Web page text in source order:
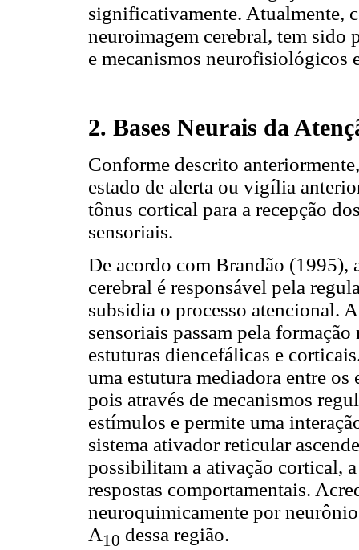
significativamente. Atualmente,
neuroimagem cerebral, tem sido
e mecanismos neurofisiológicos
2. Bases Neurais da
Conforme descrito
estado de alerta ou vigília
tônus cortical para a recepção
sensoriais.
De acordo com Brandão (1995),
cerebral é responsável pela
subsidia o processo atencional.
sensoriais passam pela
estuturas diencefálicas e
uma estutura mediadora entre
pois através de mecanismos
estímulos e permite uma
sistema ativador reticular
possibilitam a ativação cortical,
respostas comportamentais.
neuroquimicamente por
A10 dessa região.